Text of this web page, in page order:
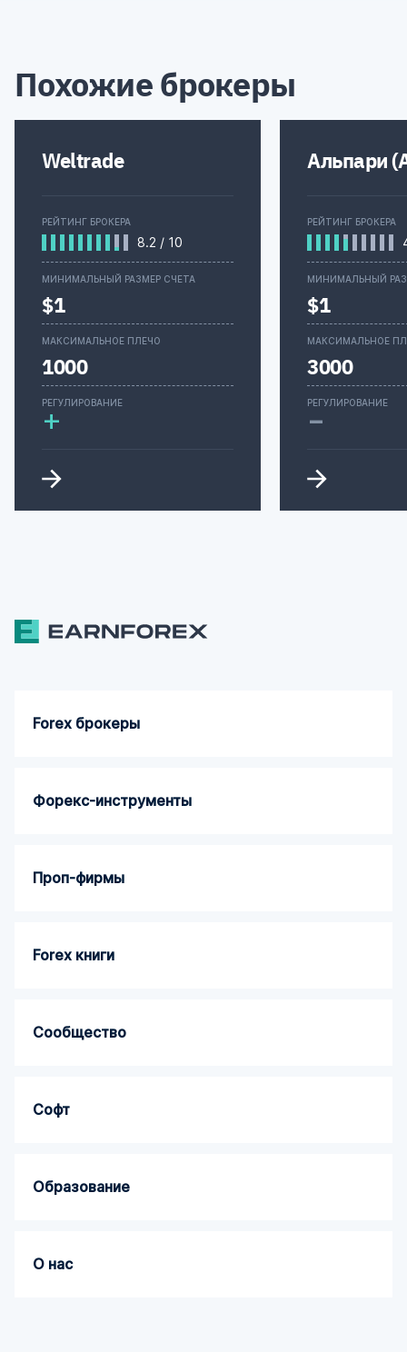
Похожие брокеры
Weltrade
РЕЙТИНГ БРОКЕРА
8.2 / 10
МИНИМАЛЬНЫЙ РАЗМЕР СЧЕТА
$1
МАКСИМАЛЬНОЕ ПЛЕЧО
1000
РЕГУЛИРОВАНИЕ
+
Альпари
РЕЙТИНГ БРОКЕРА
МИНИМАЛЬНЫЙ
$1
МАКСИМАЛЬНОЕ
3000
РЕГУЛИРОВАНИЕ
-
Forex брокеры
Форекс-инструменты
Проп-фирмы
Forex книги
Сообщество
Софт
Образование
О нас